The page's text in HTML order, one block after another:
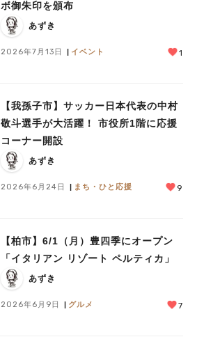
ボ御朱印を頒布
あずき
2026年7月13日 イベント 1
【我孫子市】サッカー日本代表の中村
敬斗選手が大活躍！ 市役所1階に応援
コーナー開設
あずき
2026年6月24日 まち・ひと応援 9
【柏市】6/1（月）豊四季にオープン
「イタリアン リゾート ペルティカ」
あずき
2026年6月9日 グルメ 7